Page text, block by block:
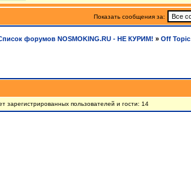
Показать сообщения за:
форумов NOSMOKING.RU - НЕ КУРИМ! » Off Topic
зарегистрированных пользователей и гости: 14